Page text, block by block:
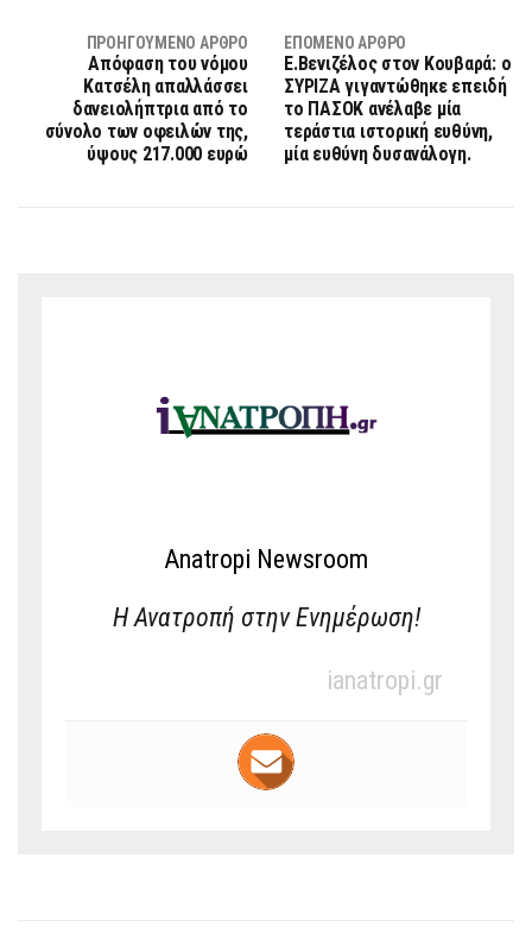
ΠΡΟΗΓΟΎΜΕΝΟ ΆΡΘΡΟ
Απόφαση του νόμου
Κατσέλη απαλλάσσει
δανειολήπτρια από το
σύνολο των οφειλών της,
ύψους 217.000 ευρώ
ΕΠΌΜΕΝΟ ΆΡΘΡΟ
Ε.Βενιζέλος στον Κουβαρά: ο
ΣΥΡΙΖΑ γιγαντώθηκε επειδή
το ΠΑΣΟΚ ανέλαβε μία
τεράστια ιστορική ευθύνη,
μία ευθύνη δυσανάλογη.
Anatropi Newsroom
Η Ανατροπή στην Ενημέρωση!
ianatropi.gr